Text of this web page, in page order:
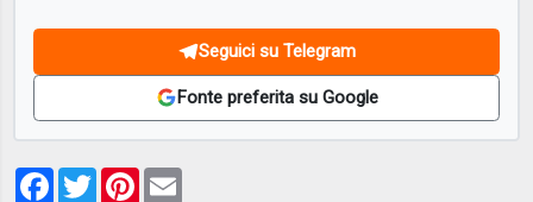
Seguici su Telegram
Fonte preferita su Google
Facebook
TwitterPinterest